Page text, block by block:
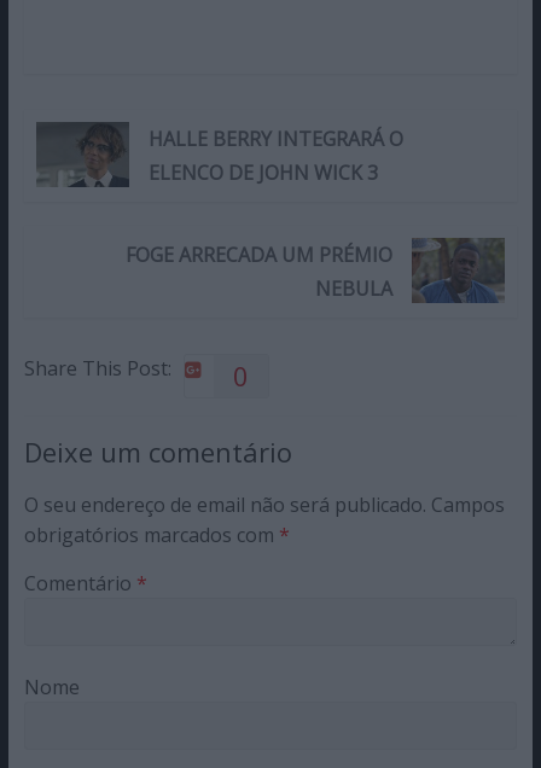
HALLE BERRY INTEGRARÁ O
ELENCO DE JOHN WICK 3
FOGE ARRECADA UM PRÉMIO
NEBULA
Share This Post: 0
Deixe um comentário
O seu endereço de email não será publicado. Campos
obrigatórios marcados com *
Comentário *
Nome